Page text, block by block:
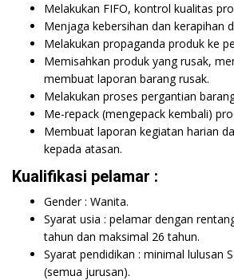
Melakukan FIFO, kontrol kualitas
Menjaga kebersihan dan kerapihan
Melakukan propaganda produk ke
Memisahkan produk yang rusak,
membuat laporan barang rusak.
Melakukan proses pergantian
Me-repack (mengepack kembali)
Membuat laporan kegiatan harian
kepada atasan.
Kualifikasi pelamar :
Gender : Wanita.
Syarat usia : pelamar dengan
tahun dan maksimal 26 tahun.
Syarat pendidikan : minimal lulusan
(semua jurusan).